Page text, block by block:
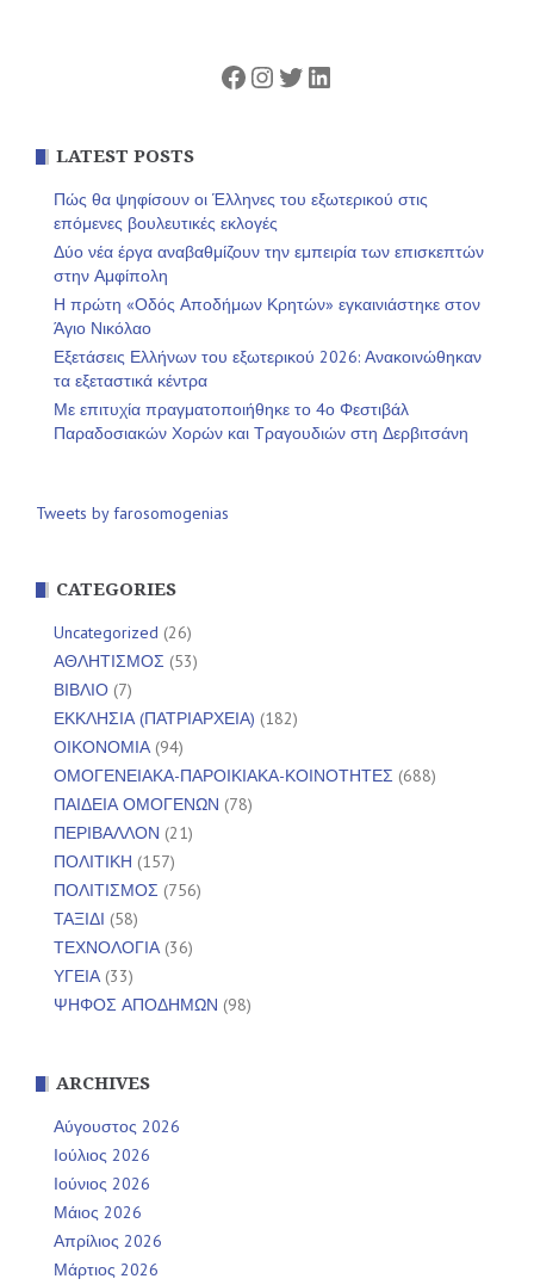
Facebook
Instagram
Twitter
Linkedin
LATEST POSTS
Πώς θα ψηφίσουν οι Έλληνες του εξωτερικού στις
επόμενες βουλευτικές εκλογές
Δύο νέα έργα αναβαθμίζουν την εμπειρία των επισκεπτών
στην Αμφίπολη
Η πρώτη «Οδός Αποδήμων Κρητών» εγκαινιάστηκε στον
Άγιο Νικόλαο
Εξετάσεις Ελλήνων του εξωτερικού 2026: Ανακοινώθηκαν
τα εξεταστικά κέντρα
Με επιτυχία πραγματοποιήθηκε το 4ο Φεστιβάλ
Παραδοσιακών Χορών και Τραγουδιών στη Δερβιτσάνη
Tweets by farosomogenias
CATEGORIES
Uncategorized (26)
ΑΘΛΗΤΙΣΜΟΣ (53)
ΒΙΒΛΙΟ (7)
ΕΚΚΛΗΣΙΑ (ΠΑΤΡΙΑΡΧΕΙΑ) (182)
ΟΙΚΟΝΟΜΙΑ(94)
ΟΜΟΓΕΝΕΙΑΚΑ-ΠΑΡΟΙΚΙΑΚΑ-ΚΟΙΝΟΤΗΤΕΣ (688)
ΠΑΙΔΕΙΑ ΟΜΟΓΕΝΩΝ (78)
ΠΕΡΙΒΑΛΛΟΝ (21)
ΠΟΛΙΤΙΚΗ (157)
ΠΟΛΙΤΙΣΜΟΣ (756)
ΤΑΞΙΔΙ (58)
ΤΕΧΝΟΛΟΓΙΑ(36)
ΥΓΕΙΑ(33)
ΨΗΦΟΣ ΑΠΟΔΗΜΩΝ (98)
ARCHIVES
Αύγουστος 2026
Ιούλιος 2026
Ιούνιος 2026
Μάιος 2026
Απρίλιος 2026
Μάρτιος 2026